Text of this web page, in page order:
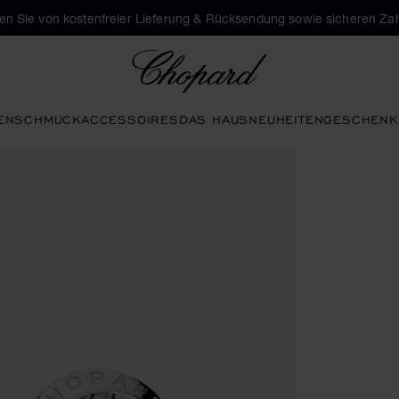
Sie von kostenfreier Lieferung & Rücksendung sowie sicheren
SCHMUCKACCESSOIRESDAS HAUSNEUHEITEN